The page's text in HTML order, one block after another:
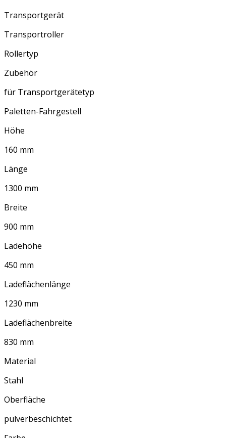
Transportgerät
Transportroller
Rollertyp
Zubehör
für Transportgerätetyp
Paletten-Fahrgestell
Höhe
160 mm
Länge
1300 mm
Breite
900 mm
Ladehöhe
450 mm
Ladeflächenlänge
1230 mm
Ladeflächenbreite
830 mm
Material
Stahl
Oberfläche
pulverbeschichtet